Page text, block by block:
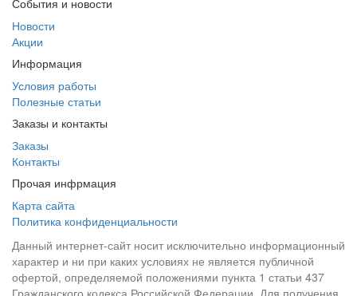
События и новости
Новости
Акции
Информация
Условия работы
Полезные статьи
Заказы и контакты
Заказы
Контакты
Прочая инфрмация
Карта сайта
Политика конфиденциальности
Данный интернет-сайт носит исключительно информационный
характер и ни при каких условиях не является публичной
офертой, определяемой положениями пункта 1 статьи 437